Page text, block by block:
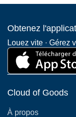
Obtenez
Louez vite · Gérez
Cloud of Goods
À propos